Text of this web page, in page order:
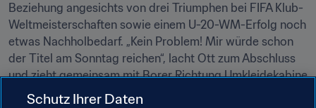
Beziehung angesichts von drei Triumphen bei FIFA Klub-
Weltmeisterschaften sowie einem U-20-WM-Erfolg noch
etwas Nachholbedarf. „Kein Problem! Mir würde schon
der Titel am Sonntag reichen“, lacht Ott zum Abschluss
und zieht gemeinsam mit Borer Richtung Umkleidekabine
davon.
Schutz Ihrer Daten